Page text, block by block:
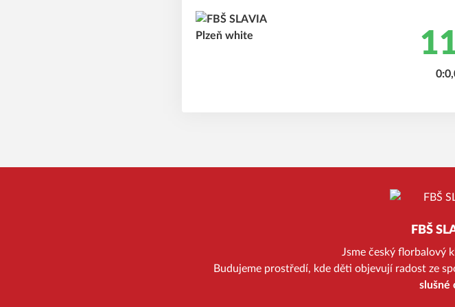
FBŠ
Jsme český florbalový
Budujeme prostředí, kde děti objevují radost ze
slušné